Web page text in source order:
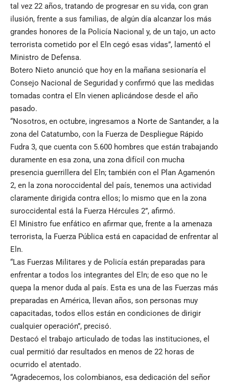
tal vez 22 años, tratando de progresar en su vida, con gran
ilusión, frente a sus familias, de algún día alcanzar los más
grandes honores de la Policía Nacional y, de un tajo, un acto
terrorista cometido por el Eln cegó esas vidas”, lamentó el
Ministro de Defensa.
Botero Nieto anunció que hoy en la mañana sesionaría el
Consejo Nacional de Seguridad y confirmó que las medidas
tomadas contra el Eln vienen aplicándose desde el año
pasado.
“Nosotros, en octubre, ingresamos a Norte de Santander, a la
zona del Catatumbo, con la Fuerza de Despliegue Rápido
Fudra 3, que cuenta con 5.600 hombres que están trabajando
duramente en esa zona, una zona difícil con mucha
presencia guerrillera del Eln; también con el Plan Agamenón
2, en la zona noroccidental del país, tenemos una actividad
claramente dirigida contra ellos; lo mismo que en la zona
suroccidental está la Fuerza Hércules 2”, afirmó.
El Ministro fue enfático en afirmar que, frente a la amenaza
terrorista, la Fuerza Pública está en capacidad de enfrentar al
Eln.
“Las Fuerzas Militares y de Policía están preparadas para
enfrentar a todos los integrantes del Eln; de eso que no le
quepa la menor duda al país. Esta es una de las Fuerzas más
preparadas en América, llevan años, son personas muy
capacitadas, todos ellos están en condiciones de dirigir
cualquier operación”, precisó.
Destacó el trabajo articulado de todas las instituciones, el
cual permitió dar resultados en menos de 22 horas de
ocurrido el atentado.
“Agradecemos, los colombianos, esa dedicación del señor